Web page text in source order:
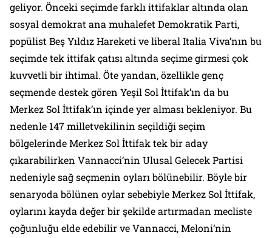
geliyor. Önceki seçimde farklı ittifaklar altında olan
sosyal demokrat ana muhalefet Demokratik Parti,
popülist Beş Yıldız Hareketi ve liberal Italia Viva’nın bu
seçimde tek ittifak çatısı altında seçime girmesi çok
kuvvetli bir ihtimal. Öte yandan, özellikle genç
seçmende destek gören Yeşil Sol İttifak’ın da bu
Merkez Sol İttifak’ın içinde yer alması bekleniyor. Bu
nedenle 147 milletvekilinin seçildiği seçim
bölgelerinde Merkez Sol İttifak tek bir aday
çıkarabilirken Vannacci’nin Ulusal Gelecek Partisi
nedeniyle sağ seçmenin oyları bölünebilir. Böyle bir
senaryoda bölünen oylar sebebiyle Merkez Sol İttifak,
oylarını kayda değer bir şekilde artırmadan mecliste
çoğunluğu elde edebilir ve Vannacci, Meloni’nin